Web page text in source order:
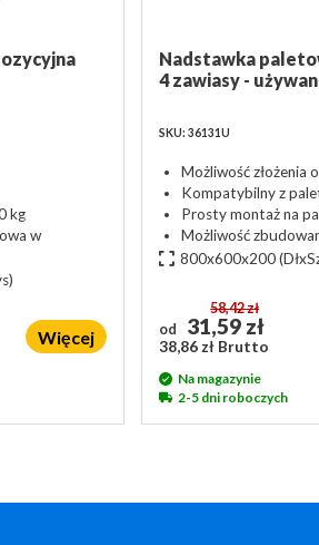
kg
w
Więcej
Nadstawka
4 zawiasy -
SKU: 36131U
Możliwość złożenia
Kompatybilny z
Prosty montaż na
Możliwość
800x600x200
od
58,42 zł
31,59 zł
38,86 zł Brutto
Na magazynie
2-5 dni roboczych